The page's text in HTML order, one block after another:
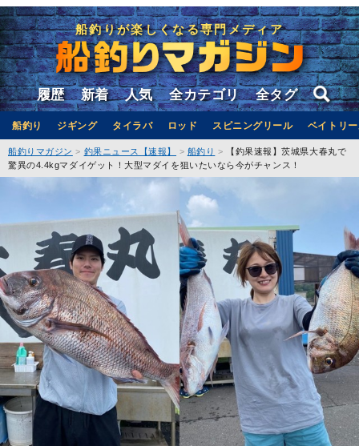
船釣りが楽しくなる専門メディア
履歴 新着 人気 全カテゴリ 全タグ
船釣り ジギング タイラバ ロッド スピニングリール ベイトリ
船釣りマガジン 釣果ニュース【速報】 船釣り
【釣果速報】茨城県大春丸で
驚異の4.4kgマダイゲット！大型マダイを狙いたいなら今がチャンス！